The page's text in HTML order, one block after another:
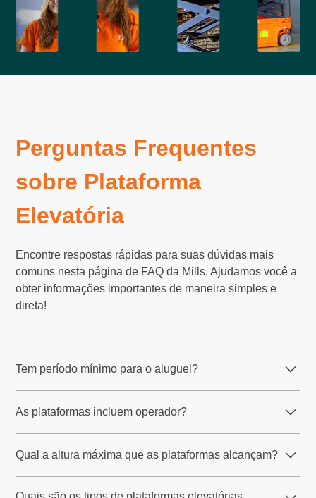
Perguntas Frequentes
sobre Plataforma
Elevatória
Encontre respostas rápidas para suas dúvidas mais
comuns nesta página de FAQ da Mills. Ajudamos você a
obter informações importantes de maneira simples e
direta!
Tem período mínimo para o aluguel?
consultar as regras da sua região.
As plataformas incluem operador?
sem operador. No entanto, a Mills oferece treinamento
gratuito para até dois operadores por equipamento
locado, desde que o local esteja dentro de um raio de
Qual a altura máxima que as plataformas alcançam?